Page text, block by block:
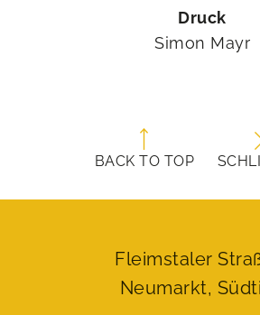
Druck
Simon Mayr
BACK TO TOP
Fleimstaler
Neumarkt,